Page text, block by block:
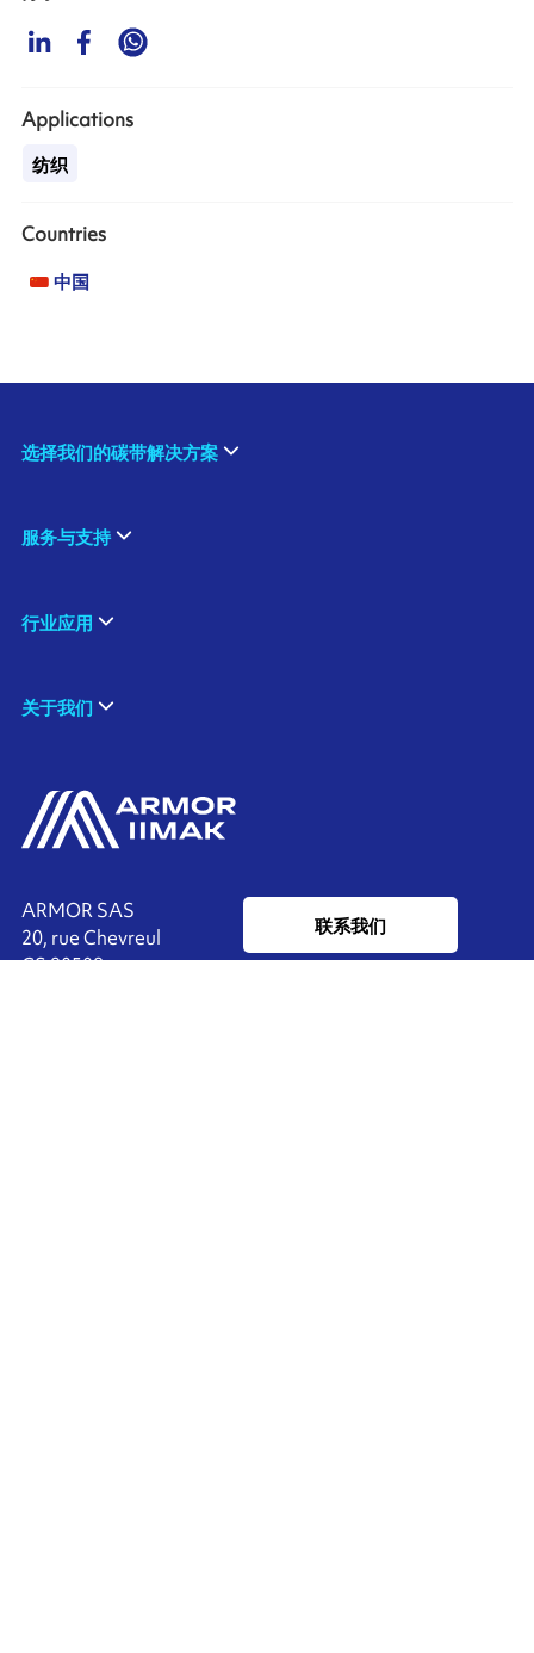
Applications
纺织
Countries
中国
ARMOR SAS
20, rue Chevreul
CS 90508
联系我们
选择我们的碳带解决方案
服务与支持
行业应用
关于我们